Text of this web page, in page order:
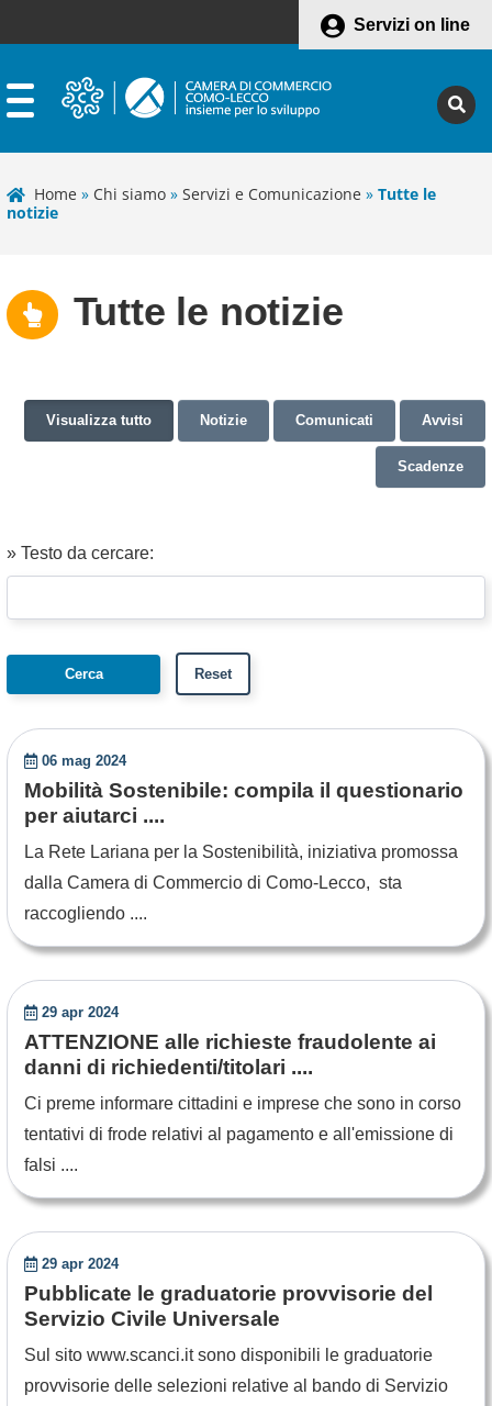
Servizi on line
Home » Chi siamo » Servizi e Comunicazione » Tutte le
notizie
Tutte le notizie
Visualizza tutto Notizie Comunicati Avvisi
Scadenze
» Testo da cercare:
06 mag 2024
Mobilità Sostenibile: compila il questionario
per aiutarci ....
La Rete Lariana per la Sostenibilità, iniziativa promossa
dalla Camera di Commercio di Como-Lecco, sta
raccogliendo ....
29 apr 2024
ATTENZIONE alle richieste fraudolente ai
danni di richiedenti/titolari ....
Ci preme informare cittadini e imprese che sono in corso
tentativi di frode relativi al pagamento e all'emissione di
falsi ....
29 apr 2024
Pubblicate le graduatorie provvisorie del
Servizio Civile Universale
Sul sito www.scanci.it sono disponibili le graduatorie
provvisorie delle selezioni relative al bando di Servizio